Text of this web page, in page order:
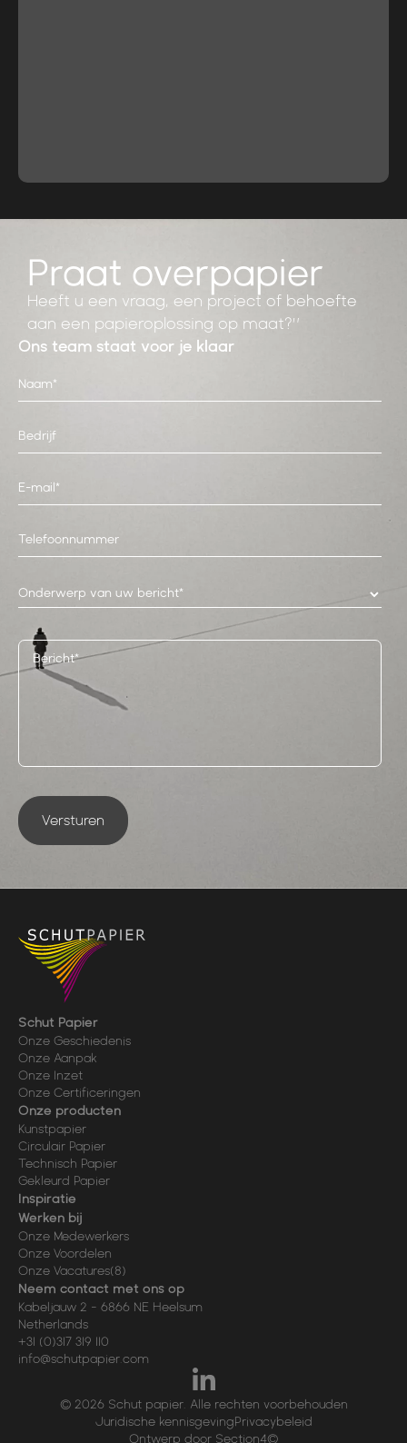
Praat overpapier
Heeft u een vraag, een project of behoefte
aan een papieroplossing op maat?”
Ons team staat voor je klaar
Onderwerp van uw bericht*
Versturen
Schut Papier
Onze Geschiedenis
Onze Aanpak
Onze Inzet
Onze Certificeringen
Onze producten
Kunstpapier
Circulair Papier
Technisch Papier
Gekleurd Papier
Inspiratie
Werken bij
Onze Medewerkers
Onze Voordelen
Onze Vacatures(8)
Neem contact met ons op
Kabeljauw 2 - 6866 NE Heelsum
Netherlands
+31 (0)317 319 110
info@schutpapier.com
© 2026 Schut papier. Alle rechten voorbehouden
Juridische kennisgevingPrivacybeleid
Ontwerp door Section4©